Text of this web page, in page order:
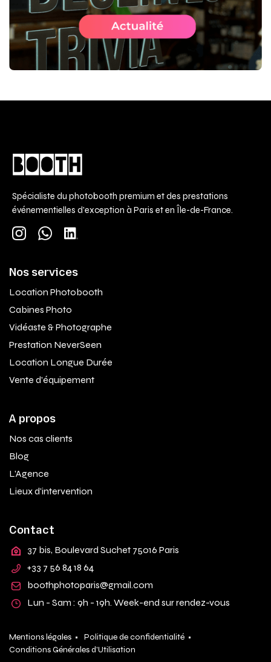
Spécialiste du photobooth premium et des prestations
événementielles d'exception à Paris et en Île-de-France.
Nos services
Location Photobooth
Cabines Photo
Vidéaste & Photographe
Prestation NeverSeen
Location Longue Durée
Vente d'équipement
A propos
Nos cas clients
Blog
L'Agence
Lieux d'intervention
Contact
37 bis, Boulevard Suchet 75016 Paris
+33 7 56 84 18 64
boothphotoparis@gmail.com
Lun - Sam : 9h - 19h. Week-end sur rendez-vous
Mentions légales •
Politique de confidentialité •
Conditions Générales d'Utilisation